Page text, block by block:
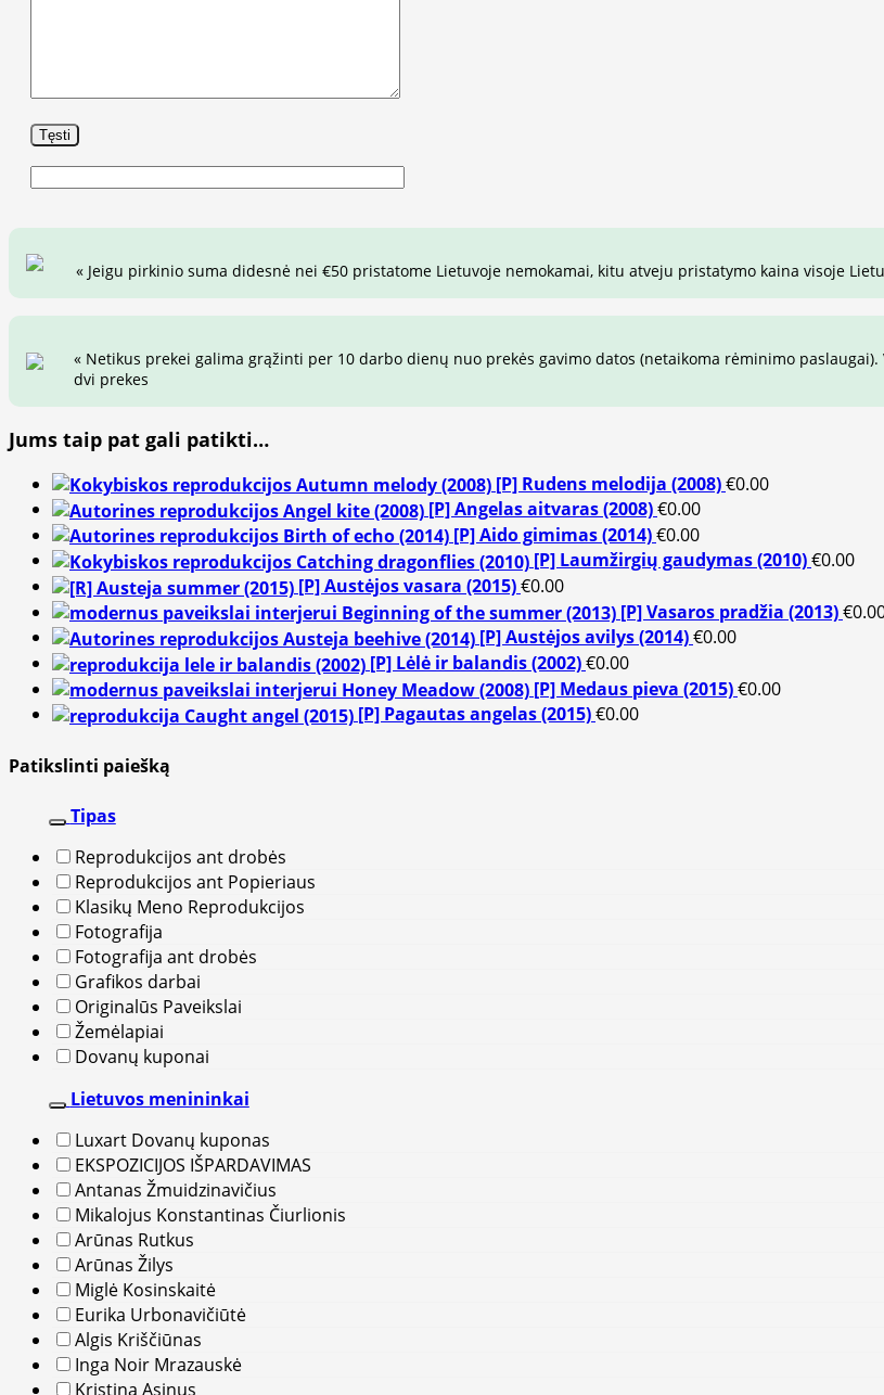
« Jeigu pirkinio suma didesnė nei €50 pristatome Lietuvoje nemokamai, kitu atveju pristatymo kaina visoje
« Netikus prekei galima grąžinti per 10 darbo dienų nuo prekės gavimo datos (netaikoma rėminimo
dvi prekes
Jums taip pat gali patikti…
[P] Rudens melodija (2008)€0.00
[P] Angelas aitvaras (2008)€0.00
[P] Aido gimimas (2014)€0.00
[P] Laumžirgių gaudymas (2010)€0.00
[P] Austėjos vasara (2015)€0.00
[P] Vasaros pradžia (2013)€
[P] Austėjos avilys (2014)€0.00
[P] Lėlė ir balandis (2002)€0.00
[P] Medaus pieva (2015)€0.00
[P] Pagautas angelas (2015)€0.00
Patikslinti paiešką
Tipas
Reprodukcijos ant drobės
Reprodukcijos ant Popieriaus
Klasikų Meno Reprodukcijos
Fotografija
Fotografija ant drobės
Grafikos darbai
Originalūs Paveikslai
Žemėlapiai
Dovanų kuponai
Lietuvos menininkai
Luxart Dovanų kuponas
EKSPOZICIJOS IŠPARDAVIMAS
Antanas Žmuidzinavičius
Mikalojus Konstantinas Čiurlionis
Arūnas Rutkus
Arūnas Žilys
Miglė Kosinskaitė
Eurika Urbonavičiūtė
Algis Kriščiūnas
Inga Noir Mrazauskė
Kristina Asinus